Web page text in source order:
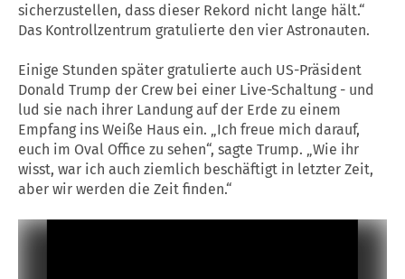
sicherzustellen, dass dieser Rekord nicht lange hält.“
Das Kontrollzentrum gratulierte den vier Astronauten.
Einige Stunden später gratulierte auch US-Präsident
Donald Trump der Crew bei einer Live-Schaltung - und
lud sie nach ihrer Landung auf der Erde zu einem
Empfang ins Weiße Haus ein. „Ich freue mich darauf,
euch im Oval Office zu sehen“, sagte Trump. „Wie ihr
wisst, war ich auch ziemlich beschäftigt in letzter Zeit,
aber wir werden die Zeit finden.“